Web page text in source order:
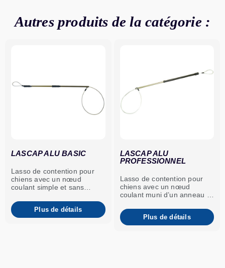
Autres produits de la catégorie :
LASCAP ALU BASIC
Lasso de contention pour
chiens avec un nœud
coulant simple et sans
Plus de détails
LASCAP ALU
PROFESSIONNEL
Lasso de contention pour
chiens avec un nœud
coulant muni d’un anneau et
immédiat et d’une poignée
de verrouillage anti-
étranglement.
Plus de détails